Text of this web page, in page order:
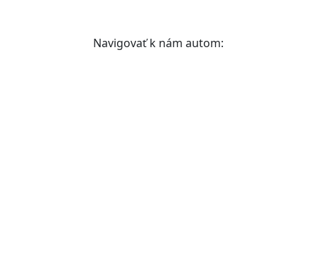
Navigovať k nám autom: